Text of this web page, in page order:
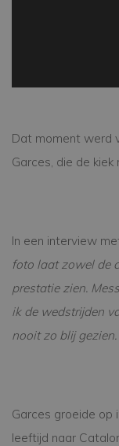
Dat moment werd
Garces, die de
In een interview
foto laat zowel de
prestatie zien.
ik de wedstrijden
nooit zo blij
Garces groeide op
leeftijd naar